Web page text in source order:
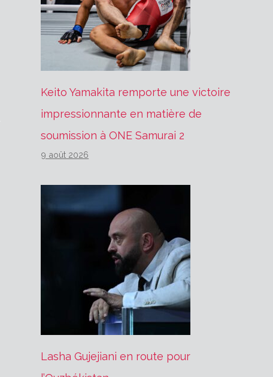
Keito Yamakita remporte une victoire
impressionnante en matière de
soumission à ONE Samurai 2
9 août 2026
Lasha Gujejiani en route pour